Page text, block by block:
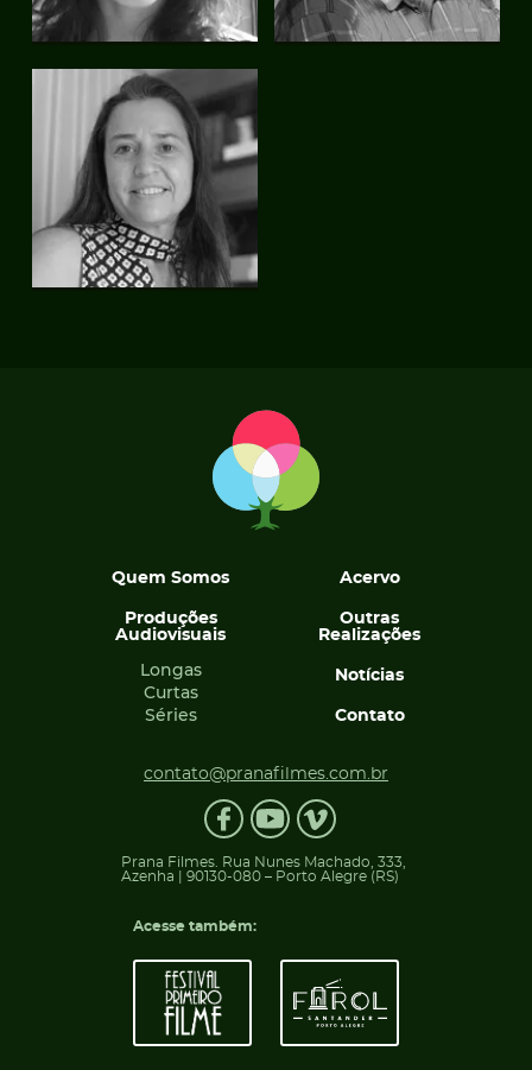
Quem Somos
Produções
Audiovisuais
Longas
Curtas
Séries
Acervo
Outras
Realizações
Notícias
Contato
contato@pranafilmes.com.br
Prana Filmes. Rua Nunes Machado, 333,
Azenha | 90130-080 – Porto Alegre (RS)
Acesse também: